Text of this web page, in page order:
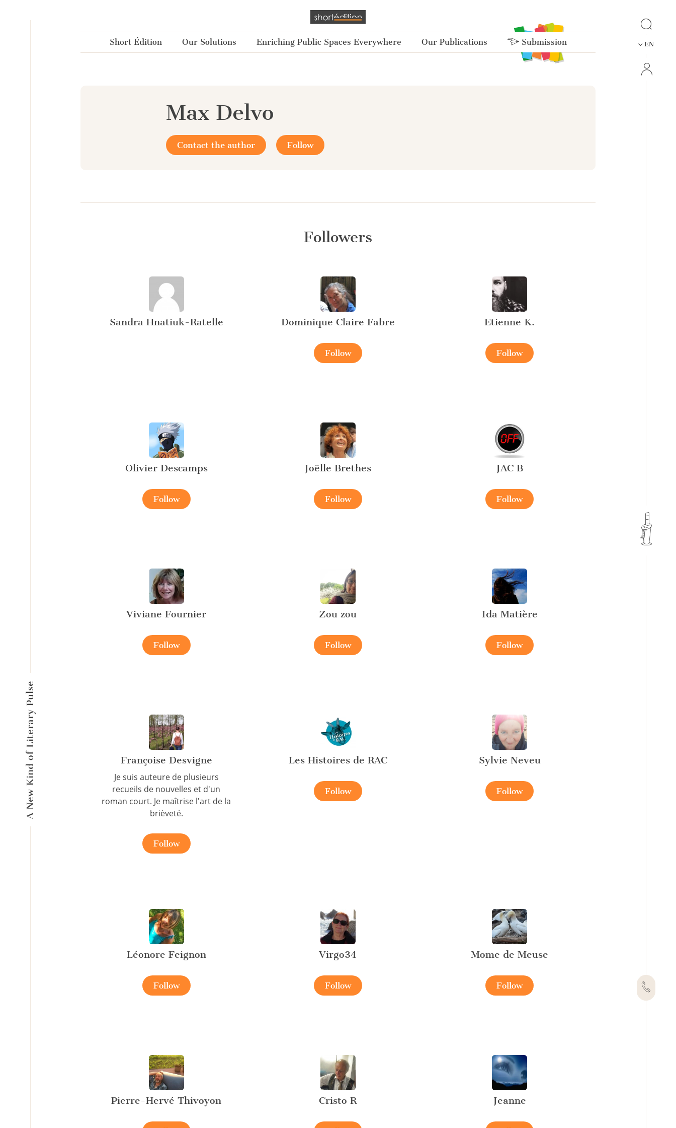
A New Kind of Literary Pulse
Short Édition Our Solutions Enriching Public Spaces Everywhere Our Publications Submission EN
Max Delvo
Contact the author Follow
Followers
Sandra Hnatiuk-Ratelle Dominique Claire Fabre
Follow
Etienne K.
Follow
Olivier Descamps
Follow
Joëlle Brethes
Follow
JAC B
Follow
Viviane Fournier
Follow
Zou zou
Follow
Ida Matière
Follow
Françoise Desvigne
Je suis auteure de plusieurs
recueils de nouvelles et d'un
roman court. Je maîtrise l'art de la
brièveté.
Follow
Les Histoires de RAC
Follow
Sylvie Neveu
Follow
Léonore Feignon
Follow
Virgo34
Follow
Mome de Meuse
Follow
Pierre-Hervé Thivoyon Cristo R Jeanne